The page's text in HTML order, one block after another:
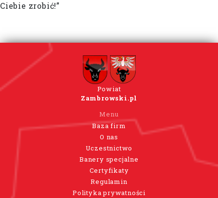
Ciebie zrobić!”
Powiat
Zambrowski.pl
Menu
Baza firm
O nas
Uczestnictwo
Banery specjalne
Certyfikaty
Regulamin
Polityka prywatności